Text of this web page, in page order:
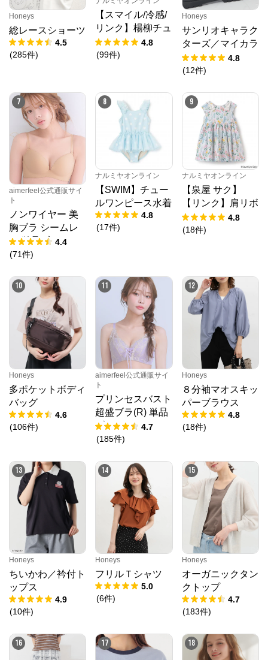
Honeys
総レースショーツ
4.5
(285件)
【スマイル/冷感/
リンク】楊柳チュ
ニック
4.8
(99件)
Honeys
サンリオキャラク
ターズ／マイカラ
ーソックス4.8
(12件)
7
aimerfeel公式通販サイ
ト
ノンワイヤー 美
胸ブラ シームレ
ス 単品ブラジャ
ー
4.4
(71件)
8
ナルミヤオンライン
【SWIM】チュー
ルワンピース水着
4.8
(17件)
9
ナルミヤオンライン
【泉屋 サク】
【リンク】肩リボ
ンフラワーキャッ
トワンピース
4.8
(18件)
10
Honeys
多ポケットボディ
バッグ
4.6
(106件)
11
aimerfeel公式通販サイ
ト
プリンセスバスト
超盛ブラ(R) 単品
ブラジャー4.7
(185件)
12
Honeys
８分袖マオスキッ
パーブラウス
4.8
(18件)
13
Honeys
ちいかわ／衿付ト
ップス
4.9
(10件)
14
Honeys
フリルＴシャツ
5.0
(6件)
15
Honeys
オーガニックタン
クトップ
4.7
(183件)
16 17 18
LILY BROWN（リリー ブラウン）
公式ECサイト
※外部サイトが開きます